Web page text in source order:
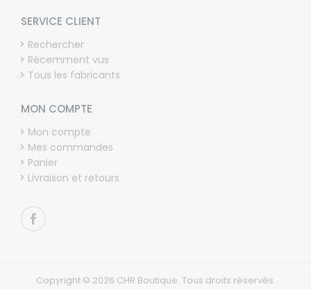
SERVICE CLIENT
Rechercher
Récemment vus
Tous les fabricants
MON COMPTE
Mon compte
Mes commandes
Panier
Livraison et retours
Copyright © 2026 CHR Boutique. Tous droits réservés.